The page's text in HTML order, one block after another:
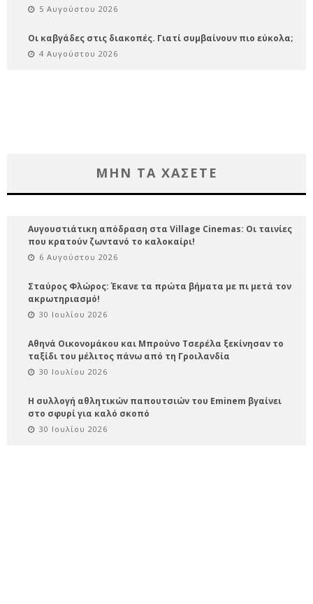
5 Αυγούστου 2026
Οι καβγάδες στις διακοπές. Γιατί συμβαίνουν πιο εύκολα;
4 Αυγούστου 2026
ΜΗΝ ΤΑ ΧΑΣΕΤΕ
Αυγουστιάτικη απόδραση στα Village Cinemas: Οι ταινίες
που κρατούν ζωντανό το καλοκαίρι!
6 Αυγούστου 2026
Σταύρος Φλώρος: Έκανε τα πρώτα βήματα με πι μετά τον
ακρωτηριασμό!
30 Ιουλίου 2026
Αθηνά Οικονομάκου και Μπρούνο Τσερέλα ξεκίνησαν το
ταξίδι του μέλιτος πάνω από τη Γροιλανδία
30 Ιουλίου 2026
Η συλλογή αθλητικών παπουτσιών του Eminem βγαίνει
στο σφυρί για καλό σκοπό
30 Ιουλίου 2026